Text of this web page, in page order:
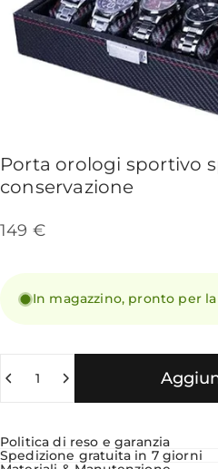
Porta orologi sportivo
conservazione
149 €
In magazzino, pronto per
Politica di reso e garanzia
Spedizione gratuita in 7 giorni